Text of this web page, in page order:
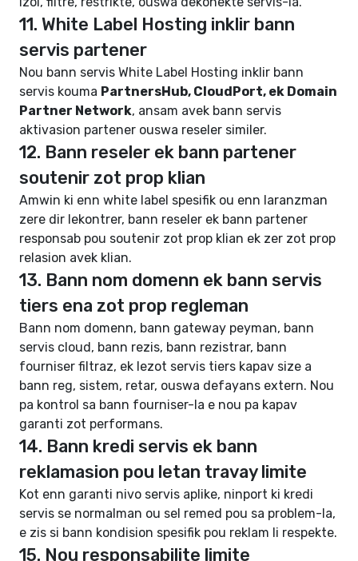
11. White Label Hosting inklir bann
servis partener
Nou bann servis White Label Hosting inklir bann
servis kouma PartnersHub, CloudPort, ek Domain
Partner Network, ansam avek bann servis
aktivasion partener ouswa reseler similer.
12. Bann reseler ek bann partener
soutenir zot prop klian
Amwin ki enn white label spesifik ou enn laranzman
zere dir lekontrer, bann reseler ek bann partener
responsab pou soutenir zot prop klian ek zer zot prop
relasion avek klian.
13. Bann nom domenn ek bann servis
tiers ena zot prop regleman
Bann nom domenn, bann gateway peyman, bann
servis cloud, bann rezis, bann rezistrar, bann
fourniser filtraz, ek lezot servis tiers kapav size a
bann reg, sistem, retar, ouswa defayans extern. Nou
pa kontrol sa bann fourniser-la e nou pa kapav
garanti zot performans.
14. Bann kredi servis ek bann
reklamasion pou letan travay limite
Kot enn garanti nivo servis aplike, ninport ki kredi
servis se normalman ou sel remed pou sa problem-la,
e zis si bann kondision spesifik pou reklam li respekte.
15. Nou responsabilite limite